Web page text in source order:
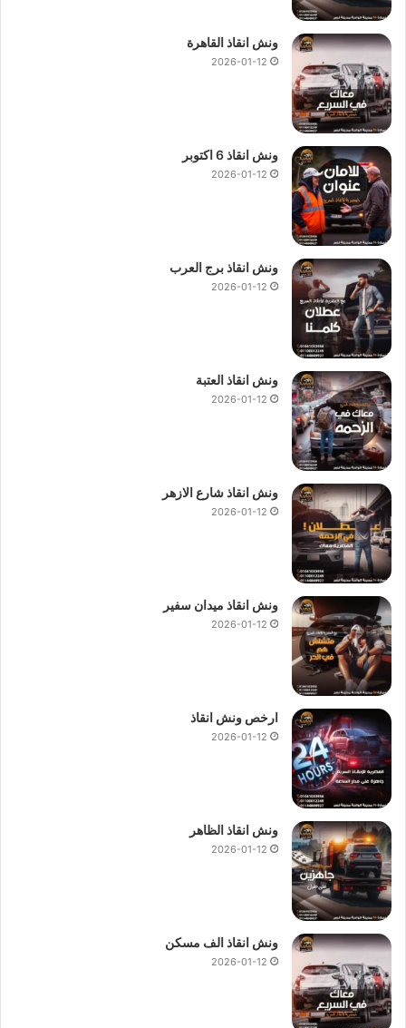
ونش انقاذ القاهرة
2026-01-12
ونش انقاذ 6 اكتوبر
2026-01-12
ونش انقاذ برج العرب
2026-01-12
ونش انقاذ العتبة
2026-01-12
ونش انقاذ شارع الازهر
2026-01-12
ونش انقاذ ميدان سفير
2026-01-12
ارخص ونش انقاذ
2026-01-12
ونش انقاذ الظاهر
2026-01-12
ونش انقاذ الف مسكن
2026-01-12